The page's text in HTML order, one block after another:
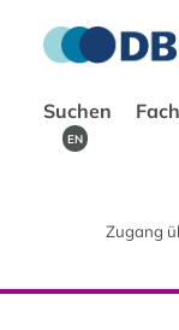
Suchen
EN
Zugang